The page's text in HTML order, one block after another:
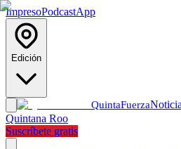
ImpresoPodcastApp
Edición
QuintaFuerza
Quintana Roo
Suscríbete gratis